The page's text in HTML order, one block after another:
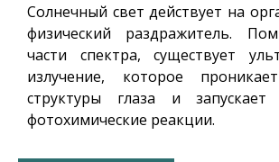
Солнечный свет действует на
физический раздражитель.
части спектра, существует
излучение, которое
структуры глаза и
фотохимические реакции.